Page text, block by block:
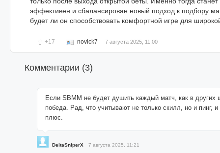
эффективен и сбалансирован новый подход к подбору
будет ли он способствовать комфортной игре для
+17 novick7 7 августа 2025, 11:00
Комментарии (3)
Если SBMM не будет душить каждый матч, как в
победа. Рад, что учитывают не только скилл, но и пинг,
плюс.
DeltaSniperX 7 августа 2025, 11:21